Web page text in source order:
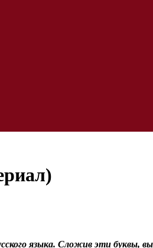
языка. Сложив эти буквы, вы